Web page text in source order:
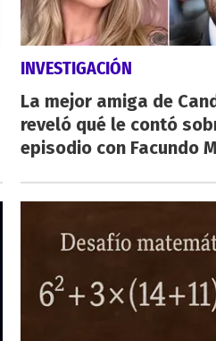
INVESTIGACIÓN
La mejor amiga de
reveló qué le contó
episodio con Facundo